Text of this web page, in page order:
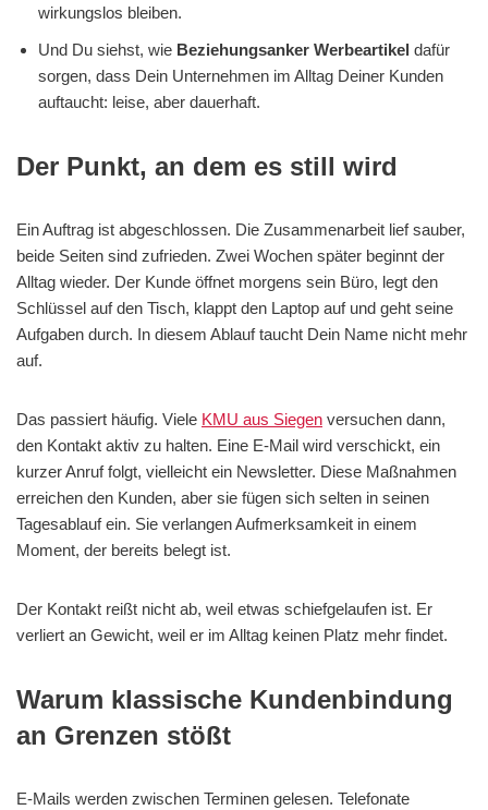
wirkungslos bleiben.
Und Du siehst, wie Beziehungsanker Werbeartikel dafür
sorgen, dass Dein Unternehmen im Alltag Deiner Kunden
auftaucht: leise, aber dauerhaft.
Der Punkt, an dem es still wird
Ein Auftrag ist abgeschlossen. Die Zusammenarbeit lief sauber,
beide Seiten sind zufrieden. Zwei Wochen später beginnt der
Alltag wieder. Der Kunde öffnet morgens sein Büro, legt den
Schlüssel auf den Tisch, klappt den Laptop auf und geht seine
Aufgaben durch. In diesem Ablauf taucht Dein Name nicht mehr
auf.
Das passiert häufig. Viele KMU aus Siegen versuchen dann,
den Kontakt aktiv zu halten. Eine E-Mail wird verschickt, ein
kurzer Anruf folgt, vielleicht ein Newsletter. Diese Maßnahmen
erreichen den Kunden, aber sie fügen sich selten in seinen
Tagesablauf ein. Sie verlangen Aufmerksamkeit in einem
Moment, der bereits belegt ist.
Der Kontakt reißt nicht ab, weil etwas schiefgelaufen ist. Er
verliert an Gewicht, weil er im Alltag keinen Platz mehr findet.
Warum klassische Kundenbindung
an Grenzen stößt
E-Mails werden zwischen Terminen gelesen. Telefonate